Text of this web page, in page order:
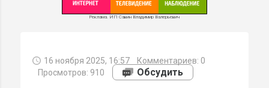
Реклама. ИП Савин Владимир Валерьевич
16 ноября 2025, 16:57 Комментариев: 0
Просмотров: 910
Обсудить